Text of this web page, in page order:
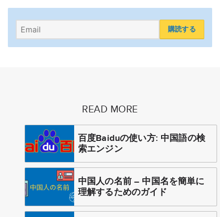
購読する
READ MORE
百度Baiduの使い方: 中国語の検
索エンジン
中国人の名前 – 中国名を簡単に
理解するためのガイド